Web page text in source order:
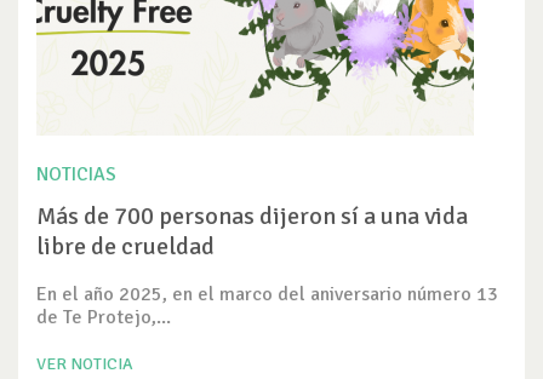
NOTICIAS
Más de 700 personas dijeron sí a una vida
libre de crueldad
En el año 2025, en el marco del aniversario número 13
de Te Protejo,...
VER NOTICIA